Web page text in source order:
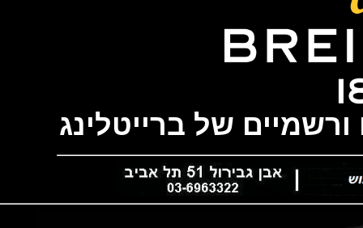
של ברייטלינג